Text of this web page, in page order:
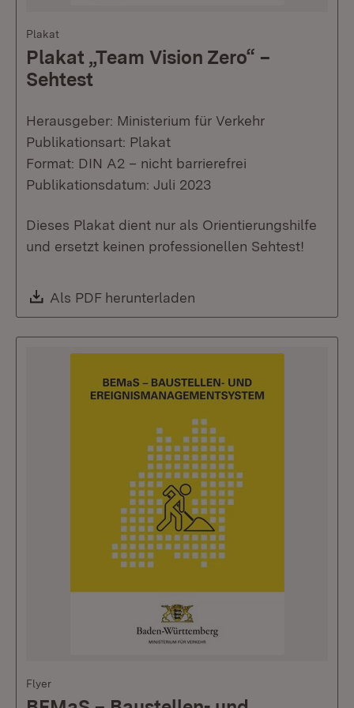
Plakat
Plakat „Team Vision Zero“ –
Sehtest
Herausgeber: Ministerium für Verkehr
Publikationsart: Plakat
Format: DIN A2 – nicht barrierefrei
Publikationsdatum: Juli 2023
Dieses Plakat dient nur als Orientierungshilfe
und ersetzt keinen professionellen Sehtest!
Download:
Als PDF herunterladen
Flyer